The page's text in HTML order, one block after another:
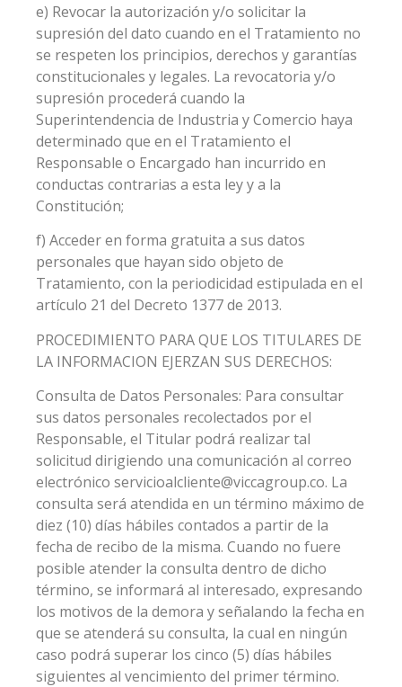
e) Revocar la autorización y/o solicitar la
supresión del dato cuando en el Tratamiento no
se respeten los principios, derechos y garantías
constitucionales y legales. La revocatoria y/o
supresión procederá cuando la
Superintendencia de Industria y Comercio haya
determinado que en el Tratamiento el
Responsable o Encargado han incurrido en
conductas contrarias a esta ley y a la
Constitución;
f) Acceder en forma gratuita a sus datos
personales que hayan sido objeto de
Tratamiento, con la periodicidad estipulada en el
artículo 21 del Decreto 1377 de 2013.
PROCEDIMIENTO PARA QUE LOS TITULARES DE
LA INFORMACION EJERZAN SUS DERECHOS:
Consulta de Datos Personales: Para consultar
sus datos personales recolectados por el
Responsable, el Titular podrá realizar tal
solicitud dirigiendo una comunicación al correo
electrónico servicioalcliente@viccagroup.co. La
consulta será atendida en un término máximo de
diez (10) días hábiles contados a partir de la
fecha de recibo de la misma. Cuando no fuere
posible atender la consulta dentro de dicho
término, se informará al interesado, expresando
los motivos de la demora y señalando la fecha en
que se atenderá su consulta, la cual en ningún
caso podrá superar los cinco (5) días hábiles
siguientes al vencimiento del primer término.